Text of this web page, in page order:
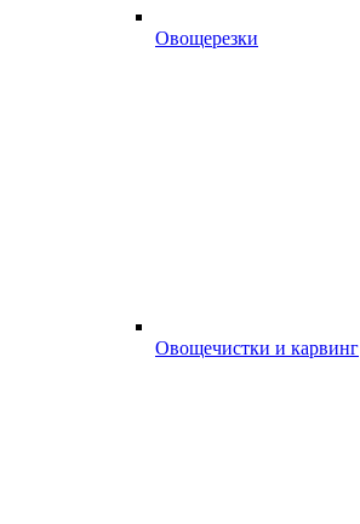
Овощерезки
Овощечистки и карвинг